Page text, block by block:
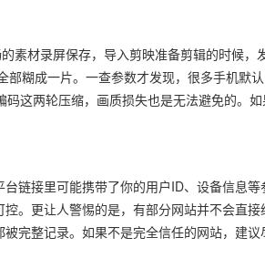
素材录屏保存，导入剪映准备剪辑的时候，
糊成一片。一查参数才发现，很多手机默
这两轮压缩，画质损失也是无法避免的。
链接里可能携带了你的用户ID、设备信息等
。更让人警惕的是，有部分网站并不会直接
完整记录。如果不是完全信任的网站，建议